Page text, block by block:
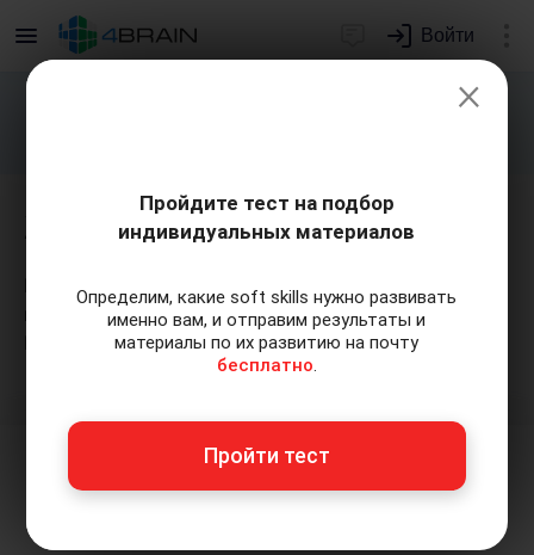
Войти
Подарим индивидуальный план
Задание-кейс
В этом задании вам нужно внимательно
прочитать текст и ответить на вопросы под ним.
Нажмите "Начать", чтобы открыть кейс.
×
Пройдите тест на подбор
индивидуальных материалов
Определим, какие soft skills нужно развивать
именно вам, и отправим результаты и
материалы по их развитию на почту
бесплатно
Пройти тест